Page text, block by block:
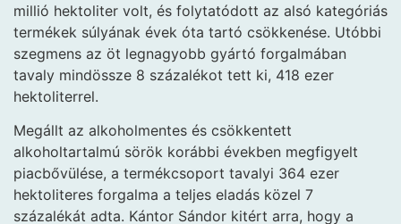
millió hektoliter volt, és folytatódott az alsó kategóriás
termékek súlyának évek óta tartó csökkenése. Utóbbi
szegmens az öt legnagyobb gyártó forgalmában
tavaly mindössze 8 százalékot tett ki, 418 ezer
hektoliterrel.
Megállt az alkoholmentes és csökkentett
alkoholtartalmú sörök korábbi években megfigyelt
piacbővülése, a termékcsoport tavalyi 364 ezer
hektoliteres forgalma a teljes eladás közel 7
százalékát adta. Kántor Sándor kitért arra, hogy a